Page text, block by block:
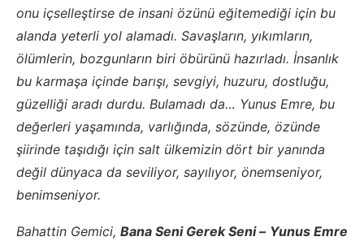
onu içselleştirse de insani özünü eğitemediği için bu
alanda yeterli yol alamadı. Savaşların, yıkımların,
ölümlerin, bozgunların biri öbürünü hazırladı. İnsanlık
bu karmaşa içinde barışı, sevgiyi, huzuru, dostluğu,
güzelliği aradı durdu. Bulamadı da… Yunus Emre, bu
değerleri yaşamında, varlığında, sözünde, özünde
şiirinde taşıdığı için salt ülkemizin dört bir yanında
değil dünyaca da seviliyor, sayılıyor, önemseniyor,
benimseniyor.
Bahattin Gemici, Bana Seni Gerek Seni – Yunus Emre